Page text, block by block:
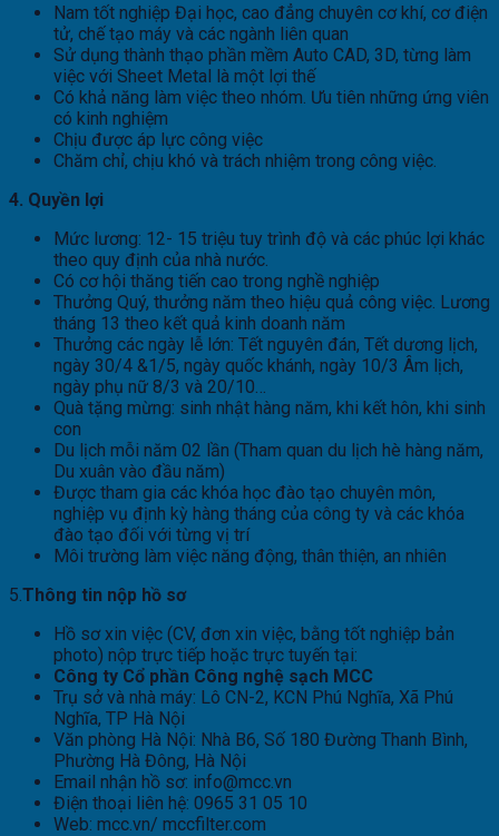
Nam tốt nghiệp Đại học, cao đẳng chuyên cơ khí, cơ điện
tử, chế tạo máy và các ngành liên quan
Sử dụng thành thạo phần mềm Auto CAD, 3D, từng làm
việc với Sheet Metal là một lợi thế
Có khả năng làm việc theo nhóm. Ưu tiên những ứng viên
có kinh nghiệm
Chịu được áp lực công việc
Chăm chỉ, chịu khó và trách nhiệm trong công việc.
4. Quyền lợi
Mức lương: 12- 15 triệu tuy trình độ và các phúc lợi khác
theo quy định của nhà nước.
Có cơ hội thăng tiến cao trong nghề nghiệp
Thưởng Quý, thưởng năm theo hiệu quả công việc. Lương
tháng 13 theo kết quả kinh doanh năm
Thưởng các ngày lễ lớn: Tết nguyên đán, Tết dương lịch,
ngày 30/4 &1/5, ngày quốc khánh, ngày 10/3 Âm lịch,
ngày phụ nữ 8/3 và 20/10…
Quà tặng mừng: sinh nhật hàng năm, khi kết hôn, khi sinh
con
Du lịch mỗi năm 02 lần (Tham quan du lịch hè hàng năm,
Du xuân vào đầu năm)
Được tham gia các khóa học đào tạo chuyên môn,
nghiệp vụ định kỳ hàng tháng của công ty và các khóa
đào tạo đối với từng vị trí
Môi trường làm việc năng động, thân thiện, an nhiên
5. Thông tin nộp hồ sơ
Hồ sơ xin việc (CV, đơn xin việc, bằng tốt nghiệp bản
photo) nộp trực tiếp hoặc trực tuyến tại:
Công ty Cổ phần Công nghệ sạch MCC
Trụ sở và nhà máy: Lô CN-2, KCN Phú Nghĩa, Xã Phú
Nghĩa, TP Hà Nội
Văn phòng Hà Nội: Nhà B6, Số 180 Đường Thanh Bình,
Phường Hà Đông, Hà Nội
Email nhận hồ sơ: info@mcc.vn
Điện thoại liên hệ: 0965 31 05 10
Web: mcc.vn/ mccfilter.com